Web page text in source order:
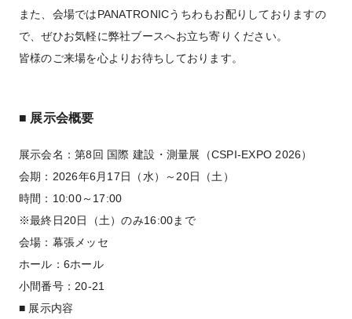
また、会場ではPANATRONICうちわもお配りしておりますの
で、ぜひお気軽に弊社ブースへお立ち寄りください。
皆様のご来場を心よりお待ちしております。
■ 展示会概要
展示会名：第8回 国際 建設・測量展（CSPI-EXPO 2026）
会期：2026年6月17日（水）～20日（土）
時間：10:00～17:00
※最終日20日（土）のみ16:00まで
会場：幕張メッセ
ホール：6ホール
小間番号：20-21
■ 展示内容